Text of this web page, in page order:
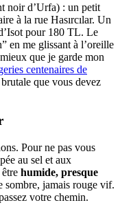
noir d’Urfa) : un petit
à la rue Hasırcılar. Un
pour 180 TL. Le
en me glissant à l’oreille
que je garde mon
centenaires de
que vous devez
Pour ne pas vous
au sel et aux
humide, presque
sombre, jamais rouge vif.
votre chemin.